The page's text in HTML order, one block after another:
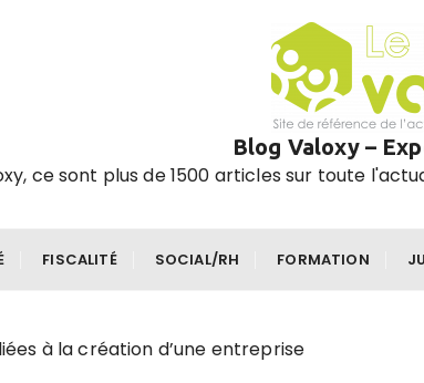
Blog Valoxy –
ce sont plus de 1500 articles sur toute
FISCALITÉ SOCIAL/RH FORMATION
à la création d’une entreprise